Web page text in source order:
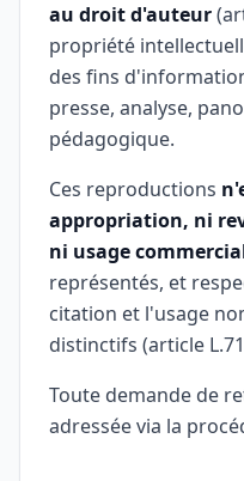
au droit d'auteur
propriété
des fins
presse, analyse,
pédagogique.
Ces reproductions
appropriation, ni
ni usage
représentés, et
citation et l'usage
distinctifs (article
Toute demande de
adressée via la